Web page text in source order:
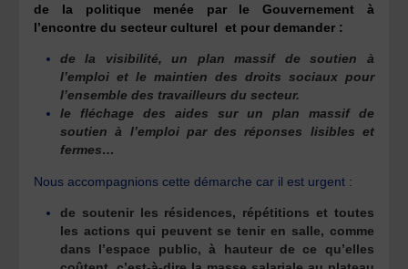
de la politique menée par le Gouvernement à
l’encontre du secteur culturel et pour demander :
de la visibilité, un plan massif de soutien à
l’emploi et le maintien des droits sociaux pour
l’ensemble des travailleurs du secteur.
le fléchage des aides sur un plan massif de
soutien à l’emploipar des réponses lisibles et
fermes…
Nous accompagnions cette démarche car il est urgent :
de soutenir les résidences, répétitions et toutes
les actions qui peuvent se tenir en salle, comme
dans l’espace public, à hauteur de ce qu’elles